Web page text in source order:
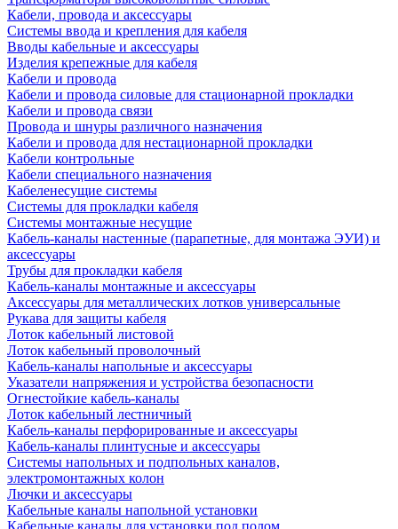
Кабели, провода и аксессуары
Системы ввода и крепления для кабеля
Вводы кабельные и аксессуары
Изделия крепежные для кабеля
Кабели и провода
Кабели и провода силовые для стационарной прокладки
Кабели и провода связи
Провода и шнуры различного назначения
Кабели и провода для нестационарной прокладки
Кабели контрольные
Кабели специального назначения
Кабеленесущие системы
Системы для прокладки кабеля
Системы монтажные несущие
Кабель-каналы настенные (парапетные, для монтажа ЭУИ) и
аксессуары
Трубы для прокладки кабеля
Кабель-каналы монтажные и аксессуары
Аксессуары для металлических лотков универсальные
Рукава для защиты кабеля
Лоток кабельный листовой
Лоток кабельный проволочный
Кабель-каналы напольные и аксессуары
Указатели напряжения и устройства безопасности
Огнестойкие кабель-каналы
Лоток кабельный лестничный
Кабель-каналы перфорированные и аксессуары
Кабель-каналы плинтусные и аксессуары
Системы напольных и подпольных каналов,
электромонтажных колон
Лючки и аксессуары
Кабельные каналы напольной установки
Кабельные каналы для установки под полом